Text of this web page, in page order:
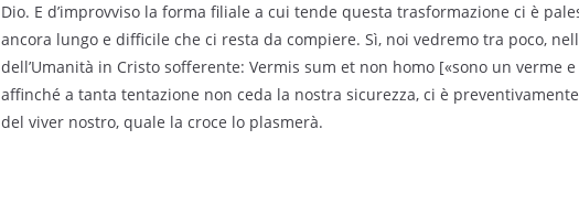
Dio. E d’improvviso la forma filiale a cui tende questa trasformazione ci è
ancora lungo e difficile che ci resta da compiere. Sì, noi vedremo tra poco,
dell’Umanità in Cristo sofferente: Vermis sum et non homo [«sono un verme e
affinché a tanta tentazione non ceda la nostra sicurezza, ci è
del viver nostro, quale la croce lo plasmerà.